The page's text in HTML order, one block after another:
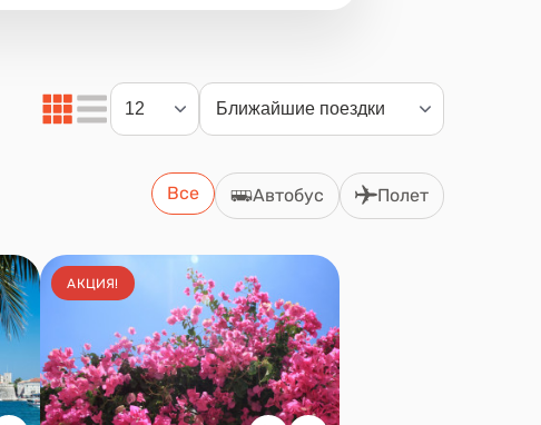
Все Автобус Полет
АКЦИЯ!